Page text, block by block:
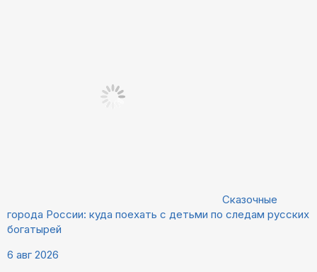
Сказочные
города России: куда поехать с детьми по следам русских
богатырей
6 авг 2026